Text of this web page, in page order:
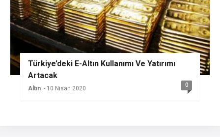
Türkiye’deki E-Altın Kullanımı Ve Yatırımı
Artacak
Altın - 10 Nisan 2020 0